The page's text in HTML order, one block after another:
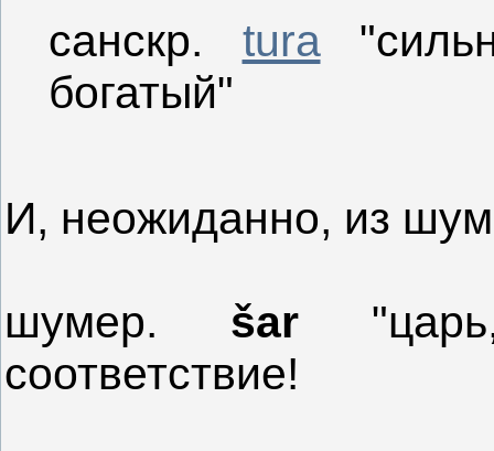
санскр. tura
богатый"
И, неожиданно, из
шумер. šar
соответствие!